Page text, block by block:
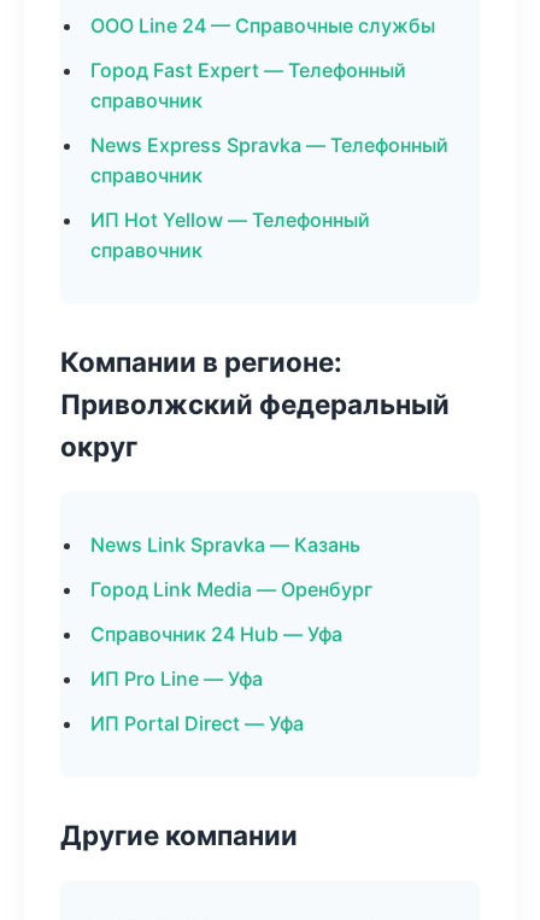
ООО Line 24 — Справочные службы
Город Fast Expert — Телефонный
справочник
News Express Spravka — Телефонный
справочник
ИП Hot Yellow — Телефонный
справочник
Компании в регионе:
Приволжский федеральный
округ
News Link Spravka — Казань
Город Link Media — Оренбург
Справочник 24 Hub — Уфа
ИП Pro Line — Уфа
ИП Portal Direct — Уфа
Другие компании